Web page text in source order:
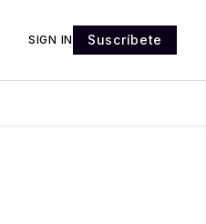
SIGN IN Suscríbete